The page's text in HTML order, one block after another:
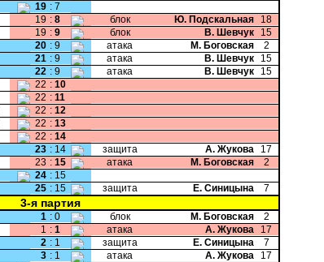
19 : 7
19 : 8 блок Ю. Подскальная
18
19 : 9 блок В. Шевчук
15
20 : 9 атака М. Боговская
2
21 : 9 атака В. Шевчук
15
22 : 9 атака В. Шевчук
15
22 : 10
22 : 11
22 : 12
22 : 13
22 : 14
23 : 14 защита А. Жукова
17
23 : 15 атака М. Боговская
2
24 : 15
25 : 15 защита Е. Синицына 7
3-я партия
1 : 0 блок М. Боговская
2
1 : 1 атака А. Жукова
17
2 : 1 защита Е. Синицына
7
3 : 1 атака А. Жукова
17